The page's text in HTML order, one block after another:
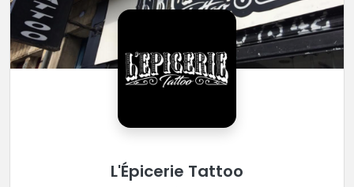
L'Épicerie Tattoo